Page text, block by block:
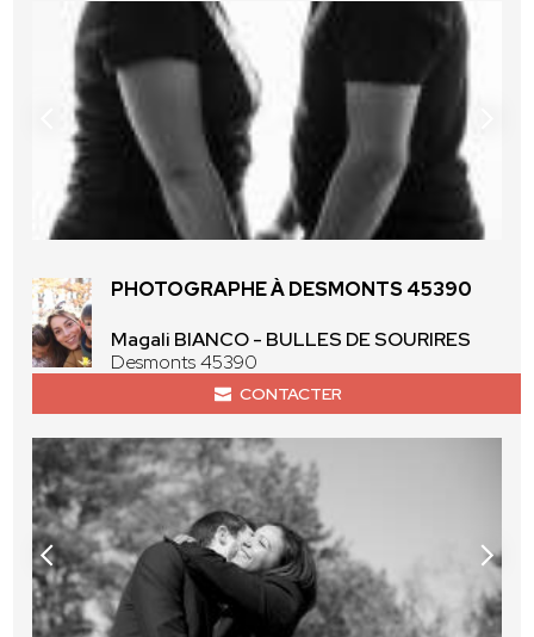
PHOTOGRAPHE À DESMONTS 45390
Magali BIANCO - BULLES DE SOURIRES
Desmonts 45390
CONTACTER